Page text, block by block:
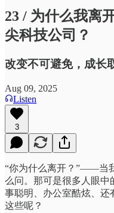
23 / 为什么我离
尖科技公司？
改变不可避免，成长
Aug 09, 2025
Listen
3
“你为什么离开？”——当
么问。那可是很多人眼中
事聪明、办公室酷炫、还
这些呢？